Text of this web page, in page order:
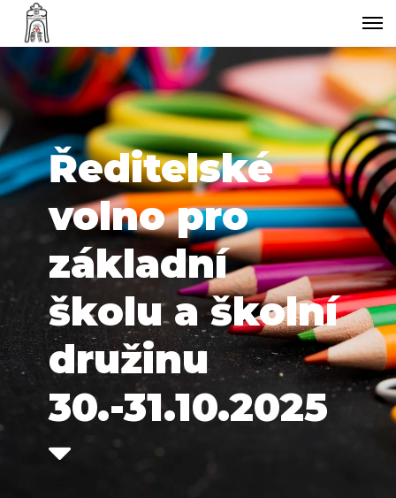
Ředitelské
volno pro
základní
školu a školní
družinu
30.-31.10.2025